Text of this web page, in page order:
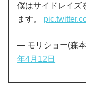
僕はサイドレイズ
ます。
— モリショー(森
年4月12日